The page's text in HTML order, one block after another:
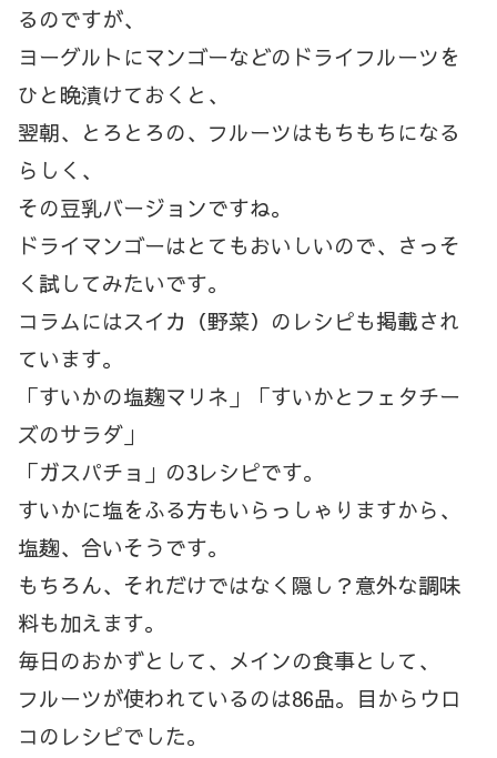
るのですが、
ヨーグルトにマンゴーなどのドライフルーツを
ひと晩漬けておくと、
翌朝、とろとろの、フルーツはもちもちになる
らしく、
その豆乳バージョンですね。
ドライマンゴーはとてもおいしいので、さっそ
く試してみたいです。
コラムにはスイカ（野菜）のレシピも掲載され
ています。
「すいかの塩麹マリネ」「すいかとフェタチー
ズのサラダ」
「ガスパチョ」の3レシピです。
すいかに塩をふる方もいらっしゃりますから、
塩麹、合いそうです。
もちろん、それだけではなく隠し？意外な調味
料も加えます。
毎日のおかずとして、メインの食事として、
フルーツが使われているのは86品。目からウロ
コのレシピでした。